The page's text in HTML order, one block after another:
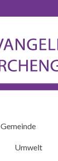
Gemeinde
Umwelt